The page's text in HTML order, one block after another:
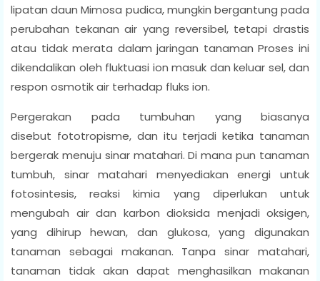
lipatan daun Mimosa pudica, mungkin bergantung pada
perubahan tekanan air yang reversibel, tetapi drastis
atau tidak merata dalam jaringan tanaman Proses ini
dikendalikan oleh fluktuasi ion masuk dan keluar sel, dan
respon osmotik air terhadap fluks ion.
Pergerakan pada tumbuhan yang biasanya
disebut fototropisme, dan itu terjadi ketika tanaman
bergerak menuju sinar matahari. Di mana pun tanaman
tumbuh, sinar matahari menyediakan energi untuk
fotosintesis, reaksi kimia yang diperlukan untuk
mengubah air dan karbon dioksida menjadi oksigen,
yang dihirup hewan, dan glukosa, yang digunakan
tanaman sebagai makanan. Tanpa sinar matahari,
tanaman tidak akan dapat menghasilkan makanan